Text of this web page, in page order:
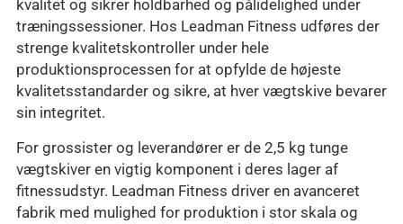
kvalitet og sikrer holdbarhed og pålidelighed under
træningssessioner. Hos Leadman Fitness udføres der
strenge kvalitetskontroller under hele
produktionsprocessen for at opfylde de højeste
kvalitetsstandarder og sikre, at hver vægtskive bevarer
sin integritet.
For grossister og leverandører er de 2,5 kg tunge
vægtskiver en vigtig komponent i deres lager af
fitnessudstyr. Leadman Fitness driver en avanceret
fabrik med mulighed for produktion i stor skala og